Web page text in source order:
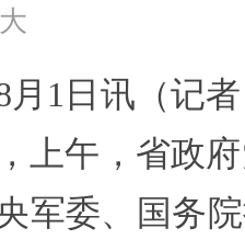
大
日讯（记者
上午，省政
军委、国务